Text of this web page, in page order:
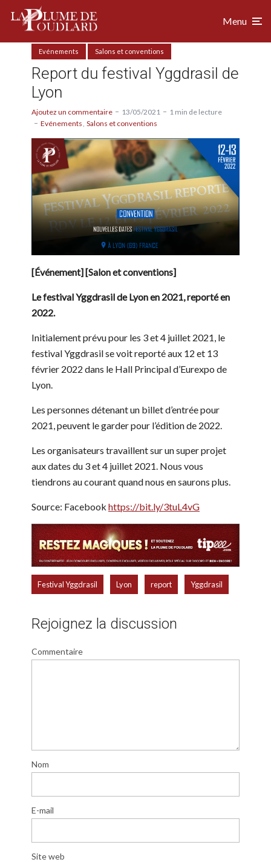
Menu
Evénements Salons et conventions
Report du festival Yggdrasil de
Lyon
Ajoutez un commentaire 13/05/2021
1 min de lecture
Evénements Salons et conventions
[Événement] [Salon et conventions]
Le festival Yggdrasil de Lyon en 2021, reporté en
2022.
Initialement prévu pour les 3 et 4 juillet 2021, le
festival Yggdrasil se voit reporté aux 12 et 13
février 2022 dans le Hall Principal d’Eurexpo de
Lyon.
Les personnes détenant un billet d’entrée pour
2021, peuvent le garder pour l’édition de 2022.
Les organisateurs travaillent sur un super projet
aux dates du 3 et 4 juillet 2021. Nous vous
tiendrons au courant quand nous en saurons plus.
Source: Facebook https://bit.ly/3tuL4vG
Festival Yggdrasil Lyon report Yggdrasil
Rejoignez la discussion
Commentaire
Nom
E-mail
Site web